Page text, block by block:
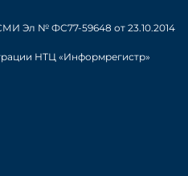
Эл № ФС77-59648 от 23.10.2014
НТЦ «Информрегистр»